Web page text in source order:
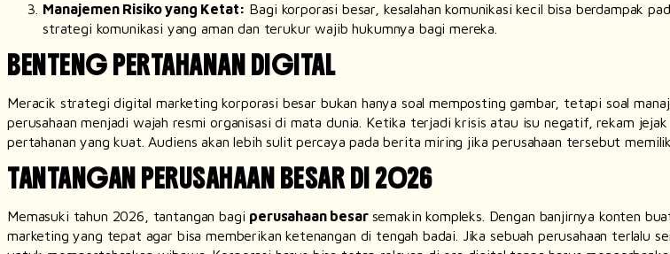
Manajemen Risiko yang Ketat: Bagi korporasi besar, kesalahan komunikasi kecil bisa berdampak
strategi komunikasi yang aman dan terukur wajib hukumnya bagi mereka.
BENTENG PERTAHANAN DIGITAL
Meracik strategi digital marketing korporasi besar bukan hanya soal memposting gambar, tetapi soal
perusahaan menjadi wajah resmi organisasi di mata dunia. Ketika terjadi krisis atau isu negatif, rekam
pertahanan yang kuat. Audiens akan lebih sulit percaya pada berita miring jika perusahaan tersebut
TANTANGAN PERUSAHAAN BESAR DI 2026
Memasuki tahun 2026, tantangan bagi perusahaan besar semakin kompleks. Dengan banjirnya konten
marketing yang tepat agar bisa memberikan ketenangan di tengah badai. Jika sebuah perusahaan terlalu